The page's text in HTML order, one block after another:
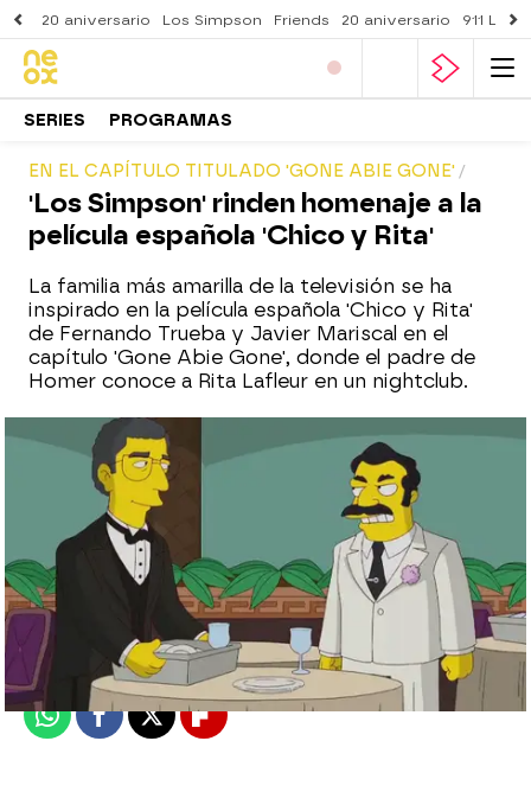
20 aniversario Los Simpson Friends 20 aniversario 911
SERIES PROGRAMAS
EN EL CAPÍTULO TITULADO 'GONE ABIE GONE'
'Los Simpson' rinden homenaje a la
película española 'Chico y Rita'
La familia más amarilla de la televisión se ha
inspirado en la película española 'Chico y Rita'
de Fernando Trueba y Javier Mariscal en el
capítulo 'Gone Abie Gone', donde el padre de
Homer conoce a Rita Lafleur en un nightclub.
neox
Publicado:10 de enero de 2013, 16:21
WhatsappFacebook
X Flipboard